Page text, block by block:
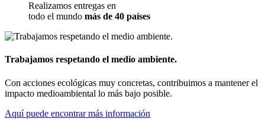
Realizamos entregas en
todo el mundo más de 40 países
Trabajamos respetando el medio ambiente.
Con acciones ecológicas muy concretas, contribuimos a mantener el
impacto medioambiental lo más bajo posible.
Aquí puede encontrar más información